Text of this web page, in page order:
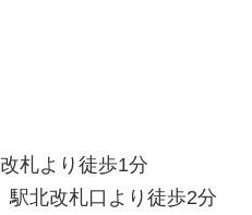
札より徒歩1分
駅北改札口より徒歩2分